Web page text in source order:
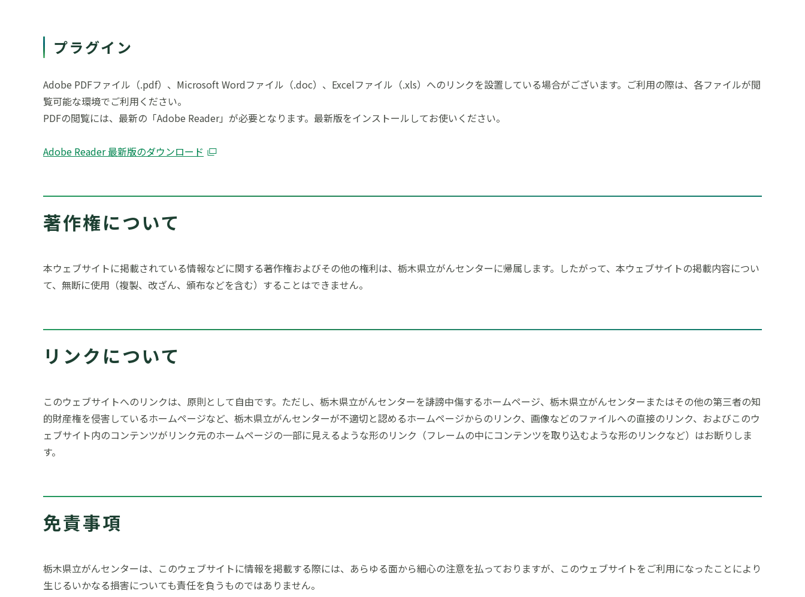
プラグイン
Adobe PDFファイル（.pdf）、Microsoft Wordファイル（.doc）、Excelファイル（.xls）へのリンクを設置している場合がございます。ご利用の際は、各ファイルが閲
覧可能な環境でご利用ください。
PDFの閲覧には、最新の「Adobe Reader」が必要となります。最新版をインストールしてお使いください。
Adobe Reader 最新版のダウンロード
著作権について
本ウェブサイトに掲載されている情報などに関する著作権およびその他の権利は、栃木県立がんセンターに帰属します。したがって、本ウェブサイトの掲載内容につい
て、無断に使用（複製、改ざん、頒布などを含む）することはできません。
リンクについて
このウェブサイトへのリンクは、原則として自由です。ただし、栃木県立がんセンターを誹謗中傷するホームページ、栃木県立がんセンターまたはその他の第三者の知
的財産権を侵害しているホームページなど、栃木県立がんセンターが不適切と認めるホームページからのリンク、画像などのファイルへの直接のリンク、およびこのウ
ェブサイト内のコンテンツがリンク元のホームページの一部に見えるような形のリンク（フレームの中にコンテンツを取り込むような形のリンクなど）はお断りしま
す。
免責事項
栃木県立がんセンターは、このウェブサイトに情報を掲載する際には、あらゆる面から細心の注意を払っておりますが、このウェブサイトをご利用になったことにより
生じるいかなる損害についても責任を負うものではありません。